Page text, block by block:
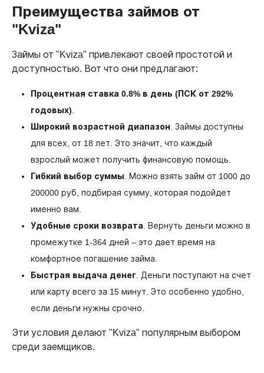
Преимущества займов от
"Kviza"
Займы от "Kviza" привлекают своей простотой и
доступностью. Вот что они предлагают:
Процентная ставка 0.8% в день (ПСК от 292%
годовых)
Широкий возрастной диапазон . Займы доступны
для всех, от 18 лет. Это значит, что каждый
взрослый может получить финансовую помощь.
Гибкий выбор суммы . Можно взять займ от 1000 до
200000 руб, подбирая сумму, которая подойдет
именно вам.
Удобные сроки возврата . Вернуть деньги можно в
промежутке 1-364 дней – это дает время на
комфортное погашение займа.
Быстрая выдача денег . Деньги поступают на счет
или карту всего за 15 минут. Это особенно удобно,
если деньги нужны срочно.
Эти условия делают "Kviza" популярным выбором
среди заемщиков.